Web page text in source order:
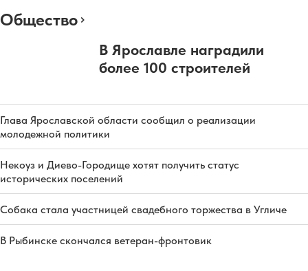
Общество
В Ярославле наградили
более 100 строителей
Глава Ярославской области сообщил о реализации
молодежной политики
Некоуз и Диево-Городище хотят получить статус
исторических поселений
Собака стала участницей свадебного торжества в Угличе
В Рыбинске скончался ветеран-фронтовик